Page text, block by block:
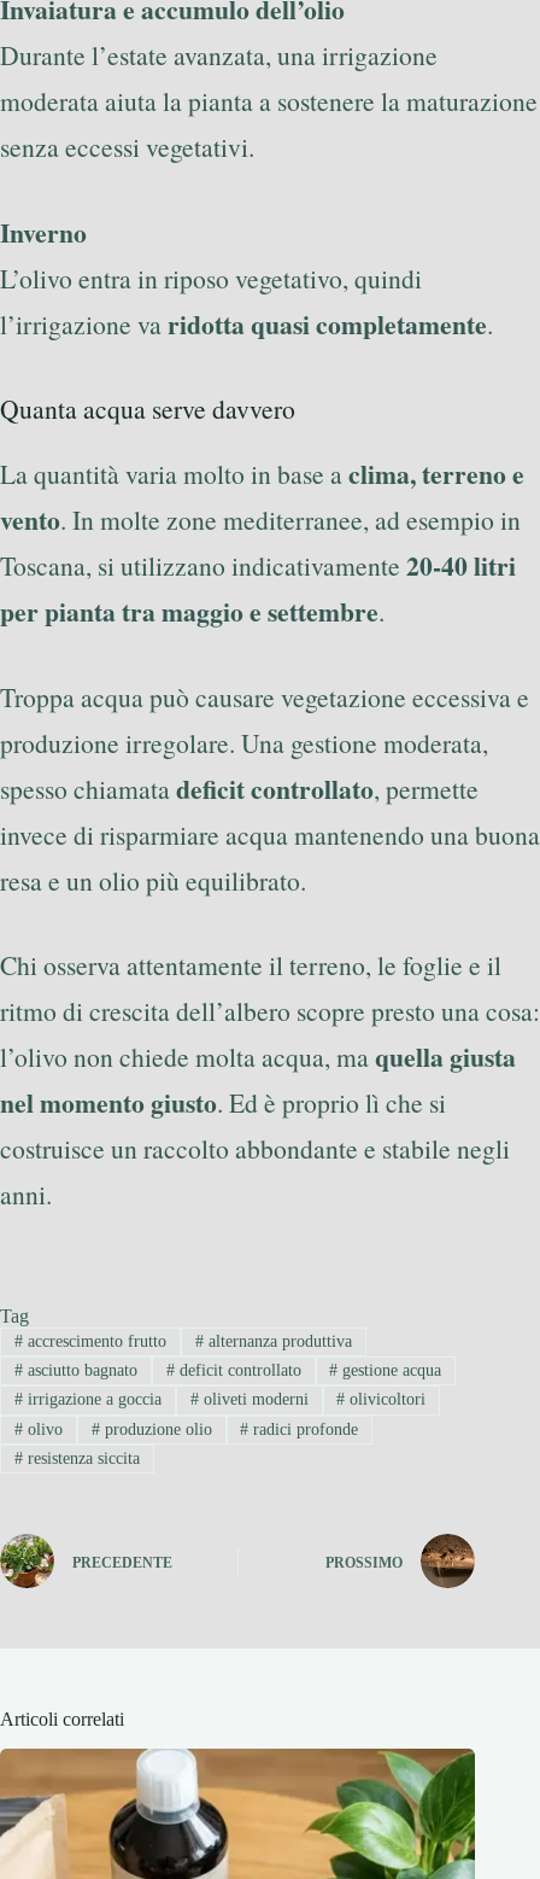
Invaiatura e accumulo dell’olio
Durante l’estate avanzata, una irrigazione
moderata aiuta la pianta a sostenere la maturazione
senza eccessi vegetativi.
Inverno
L’olivo entra in riposo vegetativo, quindi
l’irrigazione varidotta quasi completamente.
Quanta acqua serve davvero
La quantità varia molto in base aclima, terreno e
vento. In molte zone mediterranee, ad esempio in
Toscana, si utilizzano indicativamente 20-40 litri
per pianta tra maggio e settembre.
Troppa acqua può causare vegetazione eccessiva e
produzione irregolare. Una gestione moderata,
spesso chiamatadeficit controllato, permette
invece di risparmiare acqua mantenendo una buona
resa e un olio più equilibrato.
Chi osserva attentamente il terreno, le foglie e il
ritmo di crescita dell’albero scopre presto una cosa:
l’olivo non chiede molta acqua, maquella giusta
nel momento giusto. Ed è proprio lì che si
costruisce un raccolto abbondante e stabile negli
anni.
Tag
#accrescimento frutto #alternanza produttiva
#asciutto bagnato #deficit controllato # gestione acqua
#irrigazione a goccia #oliveti moderni # olivicoltori
#olivo #produzione olio # radici profonde
#resistenza siccita
PRECEDENTE PROSSIMO
Articoli correlati